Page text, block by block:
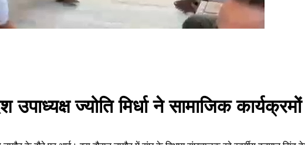
उपाध्यक्ष ज्योति मिर्धा ने सामाजिक